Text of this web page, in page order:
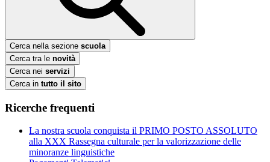
Cerca nella sezione scuola
Cerca tra le novità
Cerca nei servizi
Cerca in tutto il sito
Ricerche frequenti
La nostra scuola conquista il PRIMO POSTO ASSOLUTO
alla XXX Rassegna culturale per la valorizzazione delle
minoranze linguistiche